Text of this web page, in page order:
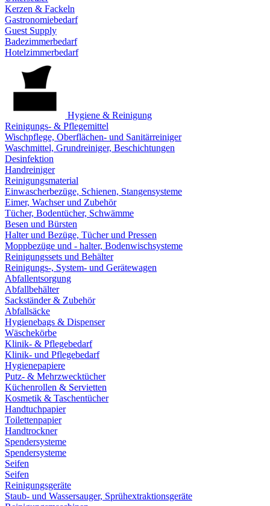
Kerzen & Fackeln
Gastronomiebedarf
Guest Supply
Badezimmerbedarf
Hotelzimmerbedarf
Hygiene & Reinigung
Reinigungs- & Pflegemittel
Wischpflege, Oberflächen- und Sanitärreiniger
Waschmittel, Grundreiniger, Beschichtungen
Desinfektion
Handreiniger
Reinigungsmaterial
Einwascherbezüge, Schienen, Stangensysteme
Eimer, Wachser und Zubehör
Tücher, Bodentücher, Schwämme
Besen und Bürsten
Halter und Bezüge, Tücher und Pressen
Moppbezüge und - halter, Bodenwischsysteme
Reinigungssets und Behälter
Reinigungs-, System- und Gerätewagen
Abfallentsorgung
Abfallbehälter
Sackständer & Zubehör
Abfallsäcke
Hygienebags & Dispenser
Wäschekörbe
Klinik- & Pflegebedarf
Klinik- und Pflegebedarf
Hygienepapiere
Putz- & Mehrzwecktücher
Küchenrollen & Servietten
Kosmetik & Taschentücher
Handtuchpapier
Toilettenpapier
Handtrockner
Spendersysteme
Spendersysteme
Seifen
Seifen
Reinigungsgeräte
Staub- und Wassersauger, Sprühextraktionsgeräte